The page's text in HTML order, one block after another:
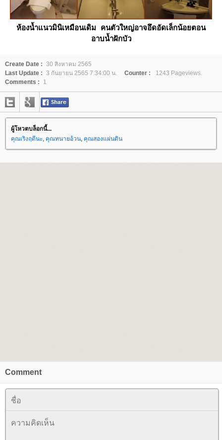
ห้องน้ำแนวมินิเหมือนเดิม คนตัวใหญ่อาจอึดอัดเล็กน้อยตอน
อาบน้ำฝักบัว
Create Date : 30 สิงหาคม 2565
Last Update : 3 กันยายน 2565 7:34:00 น. Counter :
1243 Pageviews.
Comments :
1
ผู้โหวตบล็อกนี้...
คุณเริงฤดีนะ, คุณทนายอ้วน, คุณสองแผ่นดิน
Comment